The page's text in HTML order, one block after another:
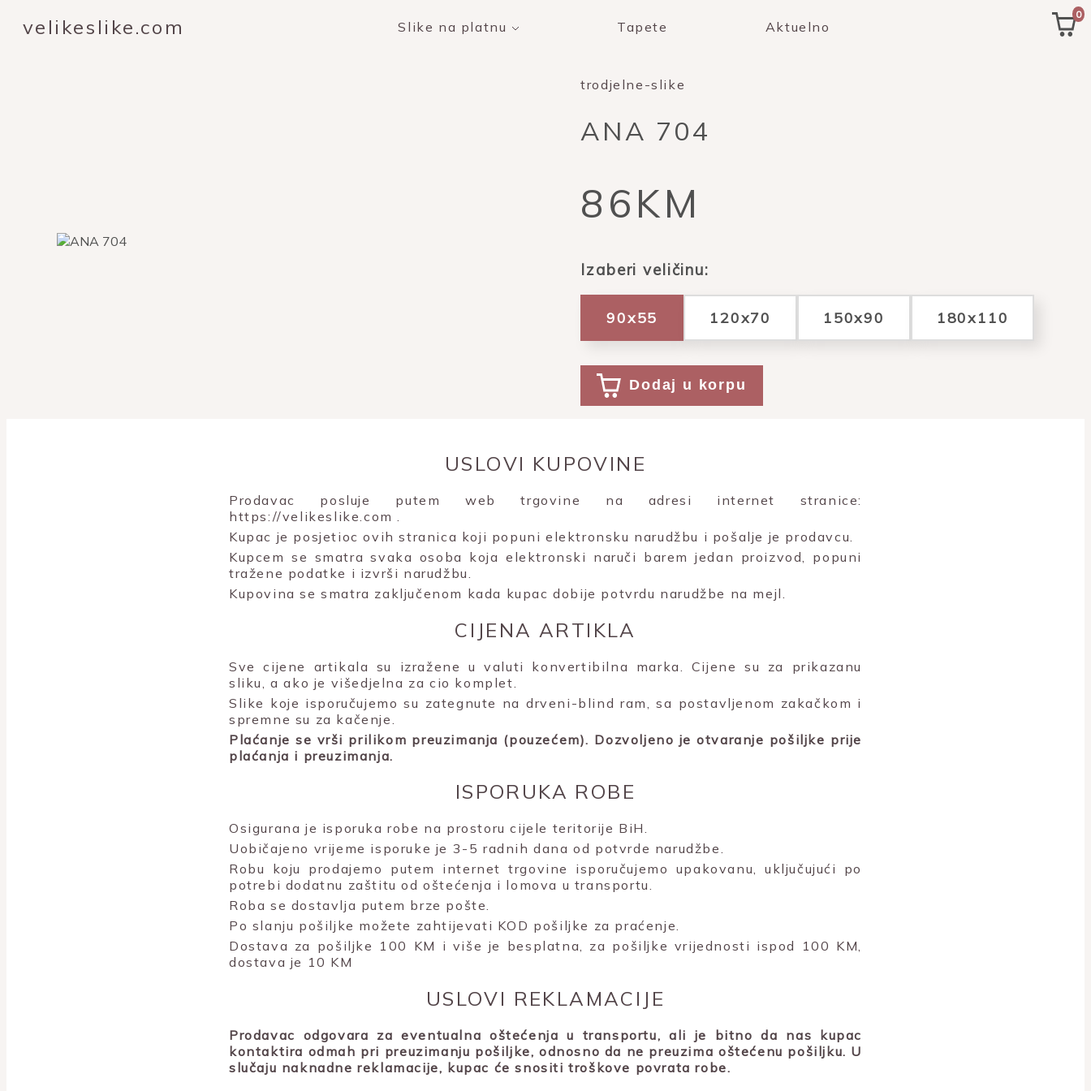
velikeslike.com Slike na platnu Tapete Aktuelno
0
trodjelne-slike
ANA 704
86KM
Izaberi veličinu:
90x55 120x70 150x90 180x110
Dodaj u korpu
USLOVI KUPOVINE
Prodavac posluje putem web trgovine na adresi internet stranice:
https://velikeslike.com
Kupac je posjetioc ovih stranica koji popuni elektronsku narudžbu i pošalje je prodavcu.
Kupcem se smatra svaka osoba koja elektronski naruči barem jedan proizvod, popuni
tražene podatke i izvrši narudžbu.
Kupovina se smatra zaključenom kada kupac dobije potvrdu narudžbe na mejl.
CIJENA ARTIKLA
Sve cijene artikala su izražene u valuti konvertibilna marka. Cijene su za prikazanu
sliku, a ako je višedjelna za cio komplet.
Slike koje isporučujemo su zategnute na drveni-blind ram, sa postavljenom zakačkom i
spremne su za kačenje.
Plaćanje se vrši prilikom preuzimanja (pouzećem). Dozvoljeno je otvaranje pošiljke prije
plaćanja i preuzimanja.
ISPORUKA ROBE
Osigurana je isporuka robe na prostoru cijele teritorije BiH.
Uobičajeno vrijeme isporuke je 3-5 radnih dana od potvrde narudžbe.
Robu koju prodajemo putem internet trgovine isporučujemo upakovanu, uključujući po
potrebi dodatnu zaštitu od oštećenja i lomova u transportu.
Roba se dostavlja putem brze pošte.
Po slanju pošiljke možete zahtijevati KOD pošiljke za praćenje.
Dostava za pošiljke 100 KM i više je besplatna, za pošiljke vrijednosti ispod 100 KM,
dostava je 10 KM
USLOVI REKLAMACIJE
Prodavac odgovara za eventualna oštećenja u transportu, ali je bitno da nas kupac
kontaktira odmah pri preuzimanju pošiljke, odnosno da ne preuzima oštećenu pošiljku. U
slučaju naknadne reklamacije, kupac će snositi troškove povrata robe.